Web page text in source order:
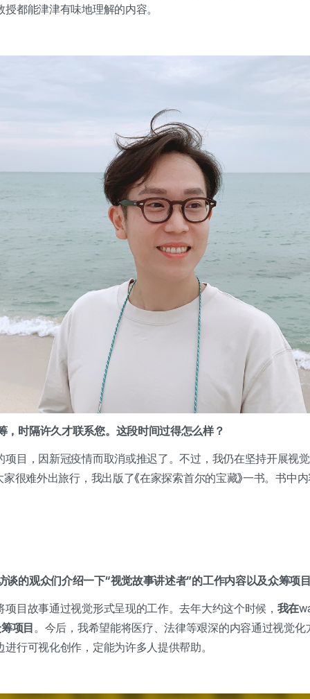
都能津津有味地理解的内容。
，时隔许久才联系您。这段时间过得怎么样？
项目，因新冠疫情而取消或推迟了。不过，我仍在坚持开展视
很难外出旅行，我出版了《在家探索首尔的宝藏》一书。书中
谈的观众们介绍一下“视觉故事讲述者”的工作内容以及众筹项
目故事通过视觉形式呈现的工作。去年大约这个时候， 我在
项目 。今后，我希望能将医疗、法律等艰深的内容通过视觉
行可视化创作，定能为许多人提供帮助。